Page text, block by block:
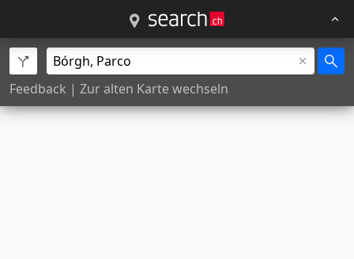
Feedback | Zur alten Karte wechseln